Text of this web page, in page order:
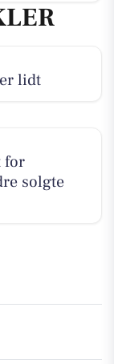
lidt
for
solgte